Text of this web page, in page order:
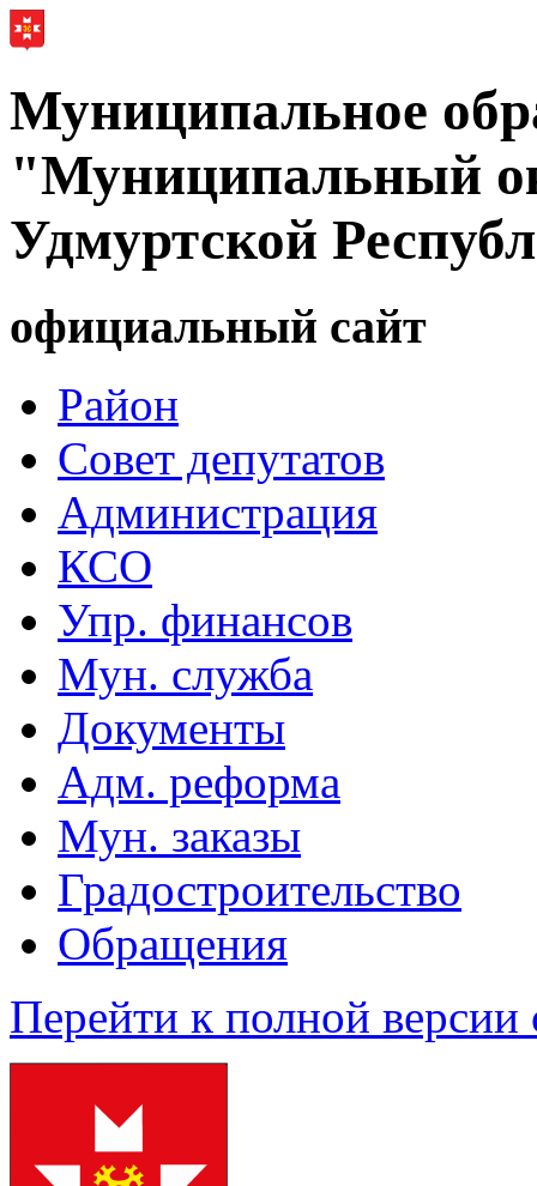
Муниципальное
"Муниципальный
Удмуртской
официальный сайт
Район
Совет депутатов
Администрация
КСО
Упр. финансов
Мун. служба
Документы
Адм. реформа
Мун. заказы
Градостроительство
Обращения
Перейти к полной версии